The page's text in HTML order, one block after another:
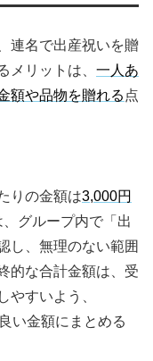
連名で出産祝いを贈
メリットは、 一人あ
額や品物を贈れる 点
りの金額は3,000円
グループ内で「出
し、無理のない範囲
的な合計金額は、受
やすいよう、
い金額にまとめる